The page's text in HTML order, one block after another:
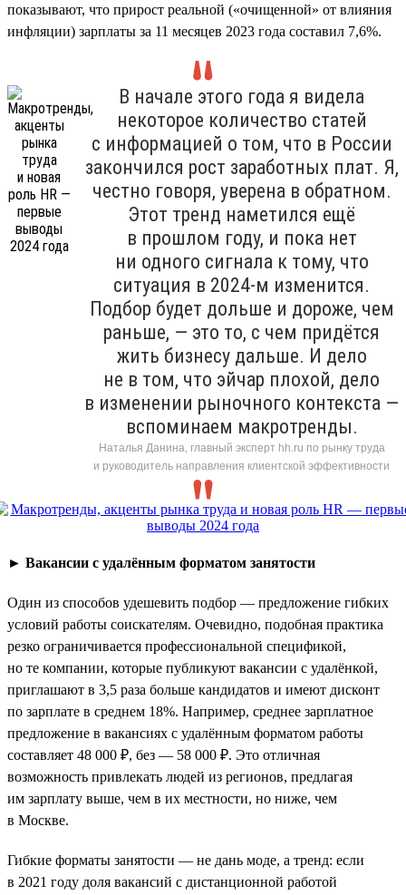
показывают, что прирост реальной («очищенной» от влияния
инфляции) зарплаты за 11 месяцев 2023 года составил 7,6%.
В начале этого года я видела
некоторое количество статей
с информацией о том, что в России
закончился рост заработных плат. Я,
честно говоря, уверена в обратном.
Этот тренд наметился ещё
в прошлом году, и пока нет
ни одного сигнала к тому, что
ситуация в 2024-м изменится.
Подбор будет дольше и дороже, чем
раньше, — это то, с чем придётся
жить бизнесу дальше. И дело
не в том, что эйчар плохой, дело
в изменении рыночного контекста —
вспоминаем макротренды.
Наталья Данина, главный эксперт hh.ru по рынку труда
и руководитель направления клиентской эффективности
► Вакансии с удалённым форматом занятости
Один из способов удешевить подбор — предложение гибких
условий работы соискателям. Очевидно, подобная практика
резко ограничивается профессиональной спецификой,
но те компании, которые публикуют вакансии с удалёнкой,
приглашают в 3,5 раза больше кандидатов и имеют дисконт
по зарплате в среднем 18%. Например, среднее зарплатное
предложение в вакансиях с удалённым форматом работы
составляет 48 000 ₽, без — 58 000 ₽. Это отличная
возможность привлекать людей из регионов, предлагая
им зарплату выше, чем в их местности, но ниже, чем
в Москве.
Гибкие форматы занятости — не дань моде, а тренд: если
в 2021 году доля вакансий с дистанционной работой